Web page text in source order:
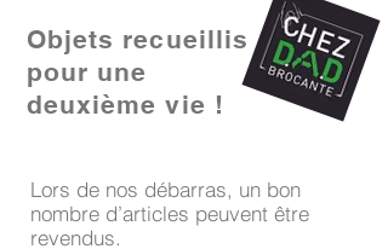
Objets recueillis
pour une
deuxième vie !
Lors de nos débarras, un bon
nombre d’articles peuvent être
revendus.